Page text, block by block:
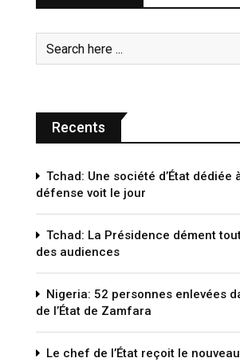
Recents
Tchad: Une société d’État dédiée
défense voit le jour
Tchad: La Présidence dément
des audiences
Nigeria: 52 personnes enlevées
de l’État de Zamfara
Le chef de l’État reçoit le